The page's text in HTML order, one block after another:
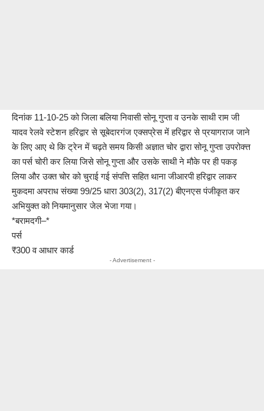
दिनांक 11-10-25 को जिला बलिया निवासी सोनू गुप्ता व उनके साथी राम जी
यादव रेलवे स्टेशन हरिद्वार से सूबेदारगंज एक्सप्रेस में हरिद्वार से प्रयागराज जाने
के लिए आए थे कि ट्रेन में चढ़ते समय किसी अज्ञात चोर द्वारा सोनू गुप्ता उपरोक्त्त
का पर्स चोरी कर लिया जिसे सोनू गुप्ता और उसके साथी ने मौके पर ही पकड़
लिया और उक्त चोर को चुराई गई संपत्ति सहित थाना जीआरपी हरिद्वार लाकर
मुकदमा अपराध संख्या 99/25 धारा 303(2), 317(2) बीएनएस पंजीकृत कर
अभियुक्त को नियमानुसार जेल भेजा गया।
*बरामदगी–*
पर्स
₹300 व आधार कार्ड
- Advertisement -